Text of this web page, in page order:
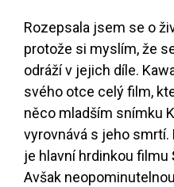
Rozepsala jsem se o
protože si myslím, že
odráží v jejich díle.
svého otce celý film,
něco mladším snímku
vyrovnává s jeho smrtí.
je hlavní hrdinkou filmu
Avšak